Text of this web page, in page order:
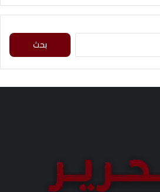
البحث
عن: